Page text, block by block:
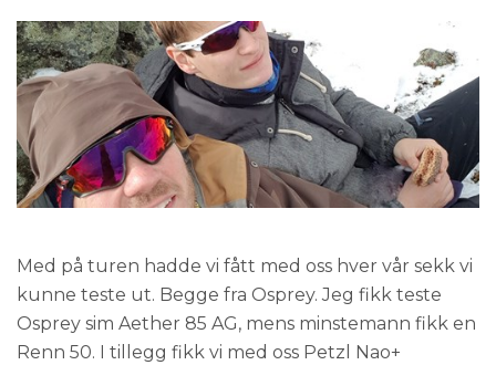
Med på turen hadde vi fått med oss hver vår sekk vi
kunne teste ut. Begge fra Osprey. Jeg fikk teste
Osprey sim Aether 85 AG, mens minstemann fikk en
Renn 50. I tillegg fikk vi med oss Petzl Nao+